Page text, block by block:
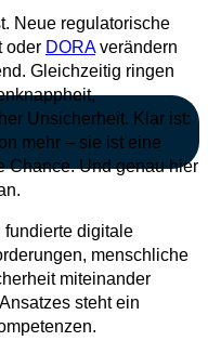
Neue regulatorische
oder DORAverändern
Gleichzeitig ringen
Unsicherheit. Klar ist:
mehr – sie ist eine
Chance. Und genau hier
fundierte digitale
menschliche
miteinander
steht ein